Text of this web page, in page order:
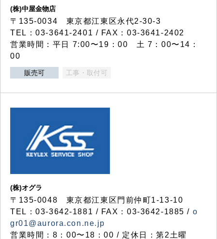
(株)中屋金物店
〒135-0034 東京都江東区永代2-30-3
TEL：03-3641-2401 / FAX：03-3641-2402
営業時間：平日 7:00〜19：00 土 7：00〜14：
00
販売可 工事・取付可
(株)オグラ
〒135-0048 東京都江東区門前仲町1-13-10
TEL：03-3642-1881 / FAX：03-3642-1885 / o
gr01@aurora.con.ne.jp
営業時間：8：00〜18：00 / 定休日：第2土曜